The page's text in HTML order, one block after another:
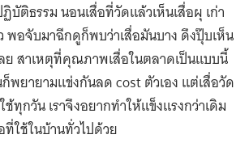
บัติธรรม นอนเสื่อที่วัดแล้วเห็นเสื่อผุ เก่า
อจับมาฉีกดูก็พบว่าเสื่อมันบาง ดึงปุ๊บเห็น
ลย สาเหตุที่คุณภาพเสื่อในตลาดเป็นแบบนี้
ก็พยายามแข่งกันลด cost ตัวเอง แต่เสื่อวัด
ทุกวัน เราจึงอยากทำให้แข็งแรงกว่าเดิม
ที่ใช้ในบ้านทั่วไปด้วย